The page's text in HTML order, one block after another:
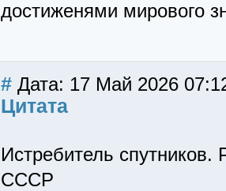
достиженями мирового
# Дата: 17 Май 2026
Цитата
Истребитель
СССР